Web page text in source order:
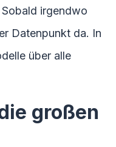
irgendwo
Datenpunkt da. In
über alle
großen